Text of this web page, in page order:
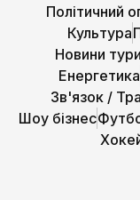
Політичний
Культура
Новини
Енергетика
Зв'язок /
Шоу бізнес